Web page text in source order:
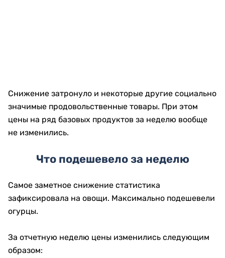
Снижение затронуло и некоторые другие социально
значимые продовольственные товары. При этом
цены на ряд базовых продуктов за неделю вообще
не изменились.
Что подешевело за неделю
Самое заметное снижение статистика
зафиксировала на овощи. Максимально подешевели
огурцы.
За отчетную неделю цены изменились следующим
образом: